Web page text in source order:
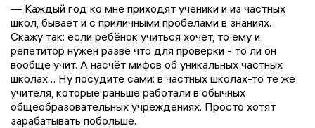
— Каждый год ко мне приходят ученики и из частных
школ, бывает и с приличными пробелами в знаниях.
Скажу так: если ребёнок учиться хочет, то ему и
репетитор нужен разве что для проверки - то ли он
вообще учит. А насчёт мифов об уникальных частных
школах… Ну посудите сами: в частных школах-то те же
учителя, которые раньше работали в обычных
общеобразовательных учреждениях. Просто хотят
зарабатывать побольше.